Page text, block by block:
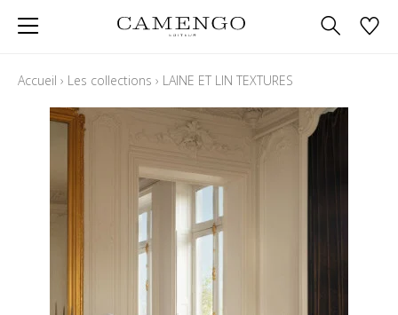
Accueil › Les collections › LAINE ET LIN TEXTURES